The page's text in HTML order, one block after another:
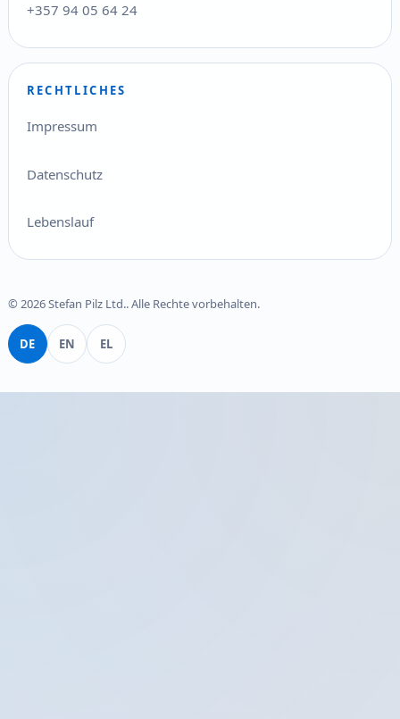
+357 94 05 64 24
RECHTLICHES
Impressum
Datenschutz
Lebenslauf
© 2026 Stefan Pilz Ltd.. Alle Rechte vorbehalten.
DE
Deutsch
EN
English
EL
Ελληνικά